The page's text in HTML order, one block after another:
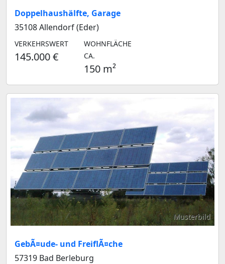
Doppelhaushälfte, Garage
35108 Allendorf (Eder)
VERKEHRSWERT
145.000 €
WOHNFLÄCHE
CA.
150 m²
Musterbild
GebÃ¤ude- und FreiflÃ¤che
57319 Bad Berleburg